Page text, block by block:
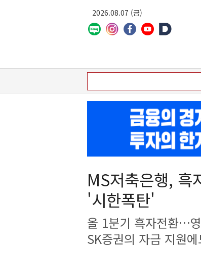
2026.08.07 (금)
MS저축은행,
'시한폭탄'
올 1분기 흑자전환…
SK증권의 자금 지원